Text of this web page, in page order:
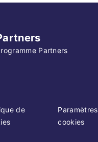
Partners
de
cookies